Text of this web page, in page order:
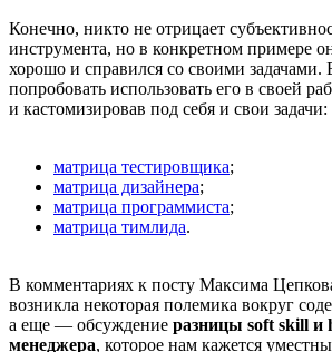
Конечно, никто не отрицает
инструмента, но в конкретном примере
хорошо и справился со своими
попробовать использовать его в своей
и кастомизировав под себя и свои задачи:
матрица тестировщика;
матрица дизайнера;
матрица программиста;
матрица тимлида.
В комментариях к посту Максима
возникла некоторая полемика вокруг
а еще — обсуждение разницы soft skill и
менеджера, которое нам кажется